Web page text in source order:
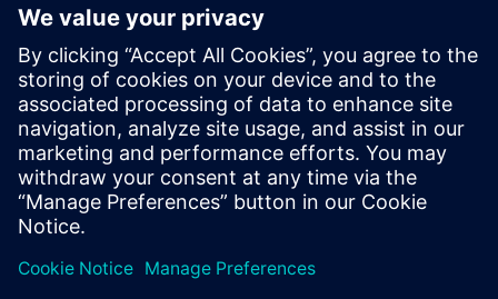
szervizszakemberek
Dates And Registration
Currently, no events available
Add yourself to the course request list and you will be notified
when new dates become available.
Activate notification service